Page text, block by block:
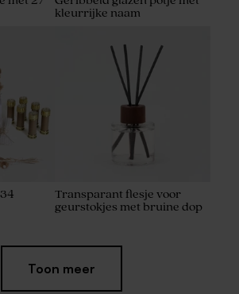
kleurrijke naam
Transparant flesje voor
geurstokjes met bruine dop
Toon meer